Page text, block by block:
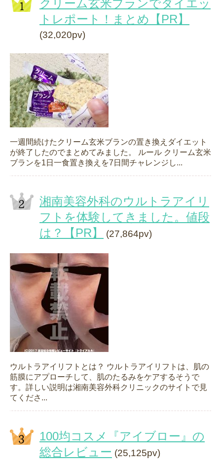
クリーム玄米ブランでダイエッ
トレポート！まとめ【PR】
(32,020pv)
一週間続けたクリーム玄米ブランの置き換えダイエット
が終了したのでまとめてみました。 ルール クリーム玄米
ブランを1日一食置き換えを7日間チャレンジし...
湘南美容外科のウルトラアイリ
フトを体験してきました。値段
は？【PR】
(27,864pv)
ウルトラアイリフトとは？ ウルトラアイリフトは、肌の
筋膜にアプローチして、肌のたるみをケアするそうで
す。詳しい説明は湘南美容外科クリニックのサイトで見
てくださ...
100均コスメ『アイブロー』の
総合レビュー (25,125pv)